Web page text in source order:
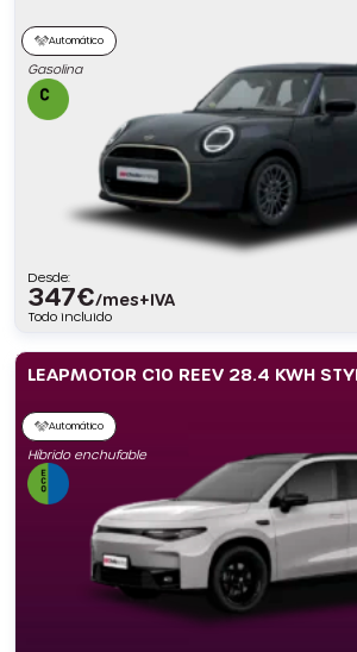
Automático
Gasolina
Desde:
347€/mes+IVA
Todo incluido
LEAPMOTOR C10 REEV 28.4 KWH
Automático
Híbrido enchufable